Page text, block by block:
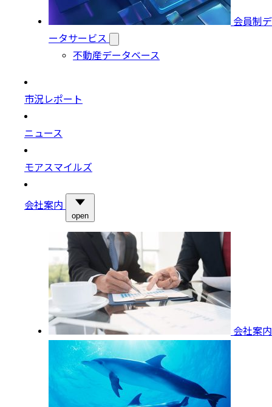
会員制デ
ータサービス
不動産データベース
市況レポート
ニュース
モアスマイルズ
会社案内
open
会社案内